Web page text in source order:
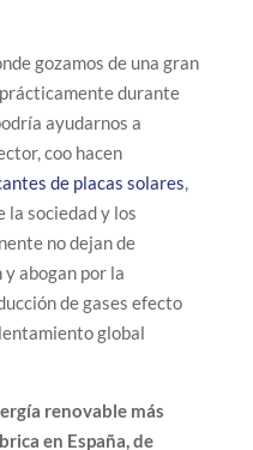
gozamos de una gran
durante
ayudarnos a
coo hacen
de placas solares,
la sociedad y los
no dejan de
abogan por la
de gases efecto
global
renovable más
en España, de